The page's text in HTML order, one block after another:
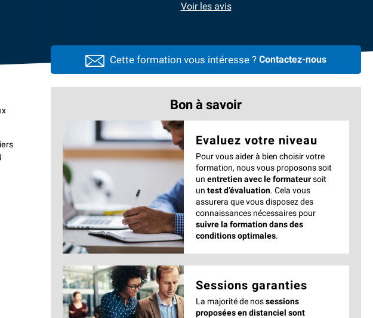
Voir les avis
Cette formation vous intéresse ? Contactez-nous
Bon à savoir
Evaluez votre niveau
Pour vous aider à bien choisir votre
formation, nous vous proposons soit
un entretien avec le formateursoit
un test d’évaluation. Cela vous
assurera que vous disposez des
connaissances nécessaires pour
suivre la formation dans des
conditions optimales.
Sessions garanties
La majorité de nossessions
proposées en distanciel sont